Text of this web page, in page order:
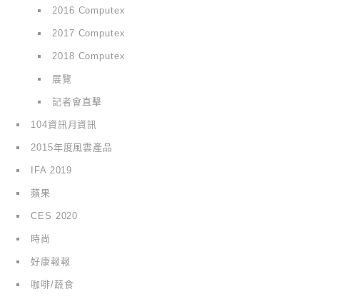
2016 Computex
2017 Computex
2018 Computex
展覽
記者會直擊
104資訊月資訊
2015年度風雲產品
IFA 2019
蘋果
CES 2020
時尚
好康報報
咖啡/蔬食